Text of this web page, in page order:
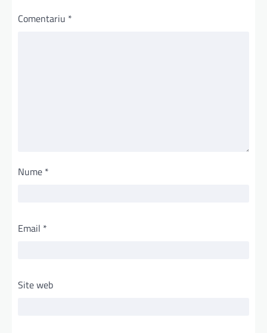
Comentariu *
Nume *
Email *
Site web